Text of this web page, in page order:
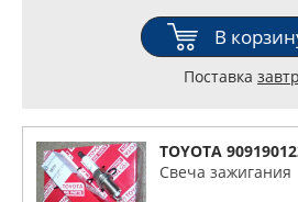
В
Поставка
TOYOTA
Свеча зажигания